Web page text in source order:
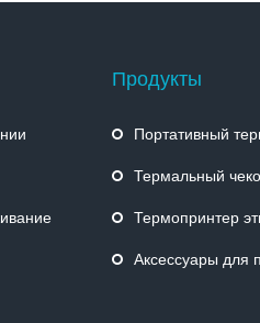
Продукты
Портативный
Термальный
Термопринтер
Аксессуары для